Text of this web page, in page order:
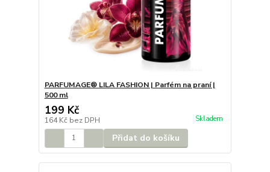
PARFUMAGE® LILA FASHION | Parfém na praní |
500 ml
199 Kč
164 Kč bez DPH Skladem
Přidat do košíku